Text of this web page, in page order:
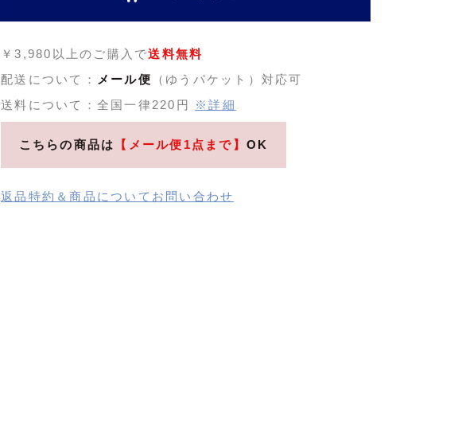
￥3,980以上のご購入で送料無料
配送について：
メール便
（ゆうパケット）対応可
送料について：全国一律220円
※詳細
こちらの商品は 【メール便1点まで】 OK
返品特約＆商品についてお問い合わせ